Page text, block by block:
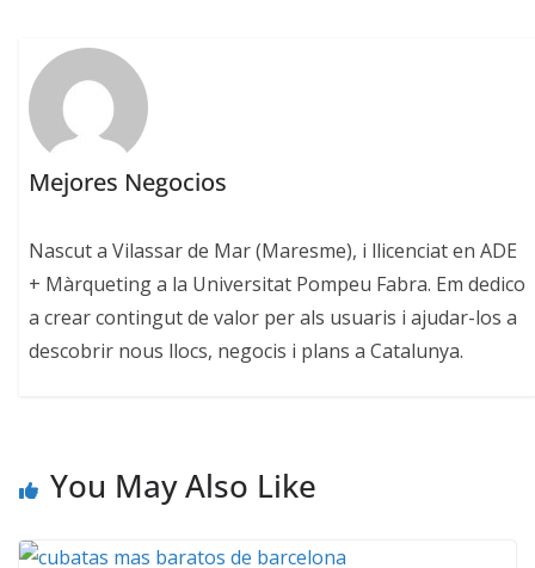
Mejores Negocios
Nascut a Vilassar de Mar (Maresme), i llicenciat en ADE
+ Màrqueting a la Universitat Pompeu Fabra. Em dedico
a crear contingut de valor per als usuaris i ajudar-los a
descobrir nous llocs, negocis i plans a Catalunya.
You May Also Like